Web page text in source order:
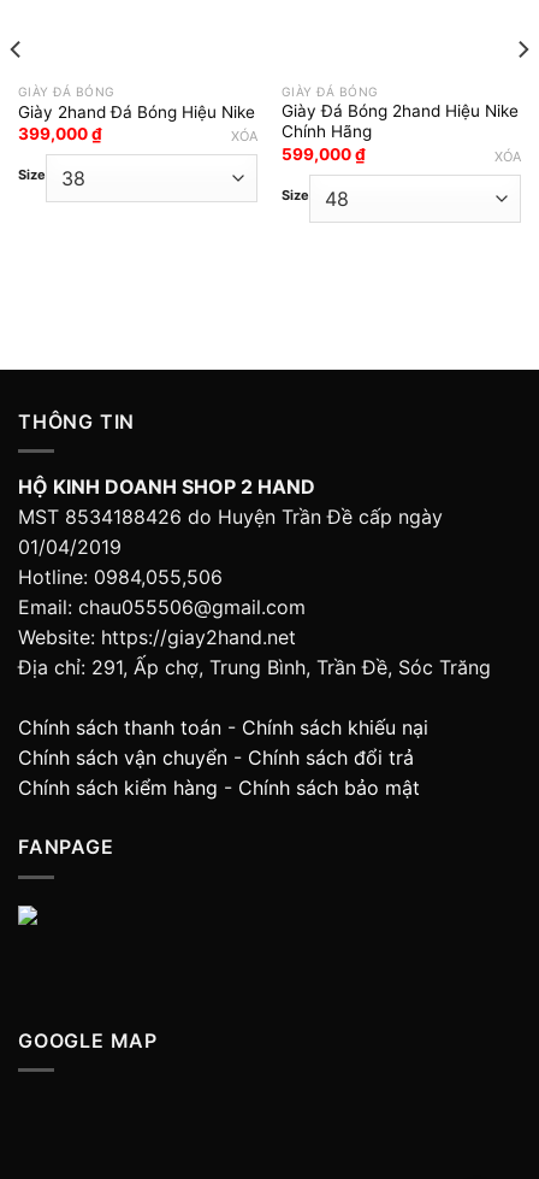
GIÀY ĐÁ BÓNG
Giày 2hand Đá Bóng Hiệu Nike
399,000₫
Size
XÓA
GIÀY ĐÁ BÓNG
Giày Đá Bóng 2hand Hiệu Nike
Chính Hãng
599,000₫
Size
XÓA
THÔNG TIN
HỘ KINH DOANH SHOP 2 HAND
MST 8534188426 do Huyện Trần Đề cấp ngày
01/04/2019
Hotline: 0984,055,506
Email: chau055506@gmail.com
Website: https://giay2hand.net
Địa chỉ: 291, Ấp chợ, Trung Bình, Trần Đề, Sóc Trăng
Chính sách thanh toán - Chính sách khiếu nại
Chính sách vận chuyển - Chính sách đổi trả
Chính sách kiểm hàng - Chính sách bảo mật
FANPAGE
GOOGLE MAP